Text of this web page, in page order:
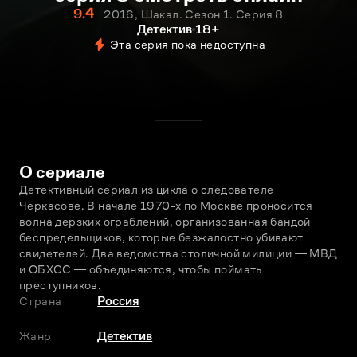
9.4
2016, Шакал. Сезон 1. Серия 8
Детектив 18+
Эта серия пока недоступна
О сериале
Детективный сериал из цикла о следователе
Черкасове. В начале 1970-х по Москве проносится
волна дерзких ограблений, организованная бандой
беспредельщиков, которые безжалостно убивают
свидетелей. Два ведомства столичной милиции ― МВД
и ОБХСС ― объединяются, чтобы поймать
преступников.
Страна
Россия
Жанр Детектив